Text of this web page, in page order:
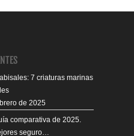
7 criaturas marinas
de 2025
comparativa de 2025.
seguro…